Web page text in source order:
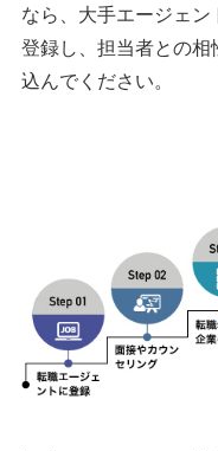
なら、大手エージェ
登録し、担当者との相
込んでください。